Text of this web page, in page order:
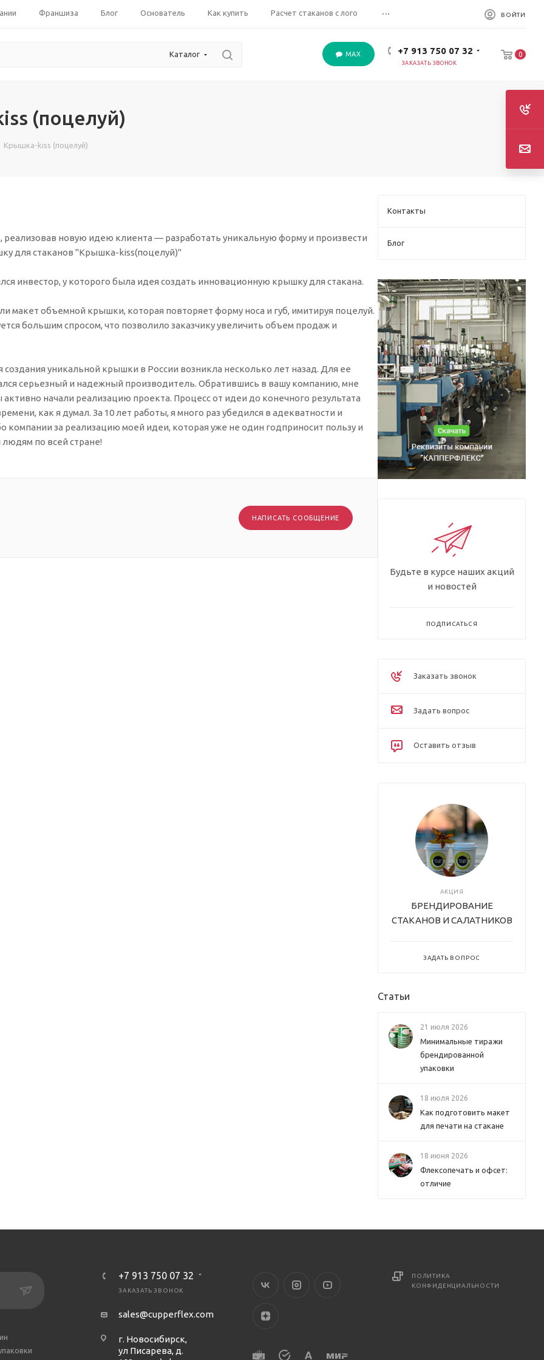
Франшиза Блог Основатель Как купить Расчет стаканов с лого ... ВОЙТИ
Каталог MAX +7 913 750 07 32
ЗАКАЗАТЬ ЗВОНОК
0
(поцелуй)
Крышка-kiss (поцелуй)
новую идею клиента — разработать уникальную форму и произвести
для стаканов "Крышка-kiss(поцелуй)"
инвестор, у которого была идея создать инновационную крышку для стакана.
макет объемной крышки, которая повторяет форму носа и губ, имитируя поцелуй.
большим спросом, что позволило заказчику увеличить объем продаж и
уникальной крышки в России возникла несколько лет назад. Для ее
серьезный и надежный производитель. Обратившись в вашу компанию, мне
активно начали реализацию проекта. Процесс от идеи до конечного результата
как я думал. За 10 лет работы, я много раз убедился в адекватности и
компании за реализацию моей идеи, которая уже не один годприносит пользу и
по всей стране!
НАПИСАТЬ СООБЩЕНИЕ
Контакты
Блог
Будьте в курсе наших акций
и новостей
ПОДПИСАТЬСЯ
Заказать звонок
Задать вопрос
Оставить отзыв
АКЦИЯ
БРЕНДИРОВАНИЕ
СТАКАНОВ И САЛАТНИКОВ
ЗАДАТЬ ВОПРОС
Статьи
21 июля 2026
Минимальные тиражи
брендированной
упаковки
18 июля 2026
Как подготовить макет
для печати на стакане
18 июня 2026
Флексопечать и офсет:
отличие
+7 913 750 07 32
ЗАКАЗАТЬ ЗВОНОК
sales@cupperflex.com
г. Новосибирск,
ул Писарева, д.
ПОЛИТИКА
КОНФИДЕНЦИАЛЬНОСТИ